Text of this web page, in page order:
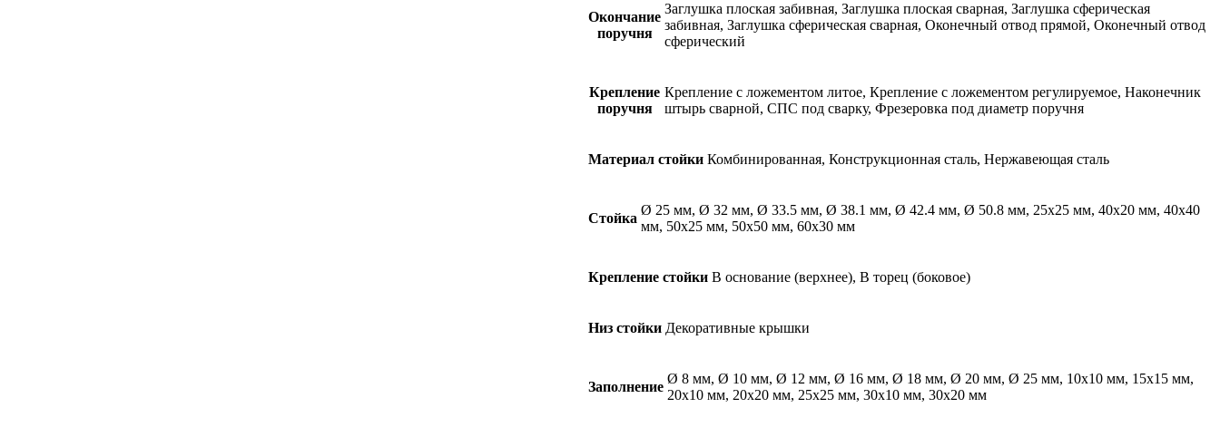
Окончание
поручня
Заглушка плоская забивная, Заглушка плоская сварная, Заглушка сферическая
забивная, Заглушка сферическая сварная, Оконечный отвод прямой, Оконечный отвод
сферический
Крепление
поручня
Крепление с ложементом литое, Крепление с ложементом регулируемое, Наконечник
штырь сварной, СПС под сварку, Фрезеровка под диаметр поручня
Материал стойки Комбинированная, Конструкционная сталь, Нержавеющая сталь
Стойка
Ø 25 мм, Ø 32 мм, Ø 33.5 мм, Ø 38.1 мм, Ø 42.4 мм, Ø 50.8 мм, 25х25 мм, 40х20 мм, 40х40
мм, 50х25 мм, 50х50 мм, 60х30 мм
Крепление стойки В основание (верхнее), В торец (боковое)
Низ стойки Декоративные крышки
Заполнение
Ø 8 мм, Ø 10 мм, Ø 12 мм, Ø 16 мм, Ø 18 мм, Ø 20 мм, Ø 25 мм, 10х10 мм, 15х15 мм,
20х10 мм, 20х20 мм, 25х25 мм, 30х10 мм, 30х20 мм